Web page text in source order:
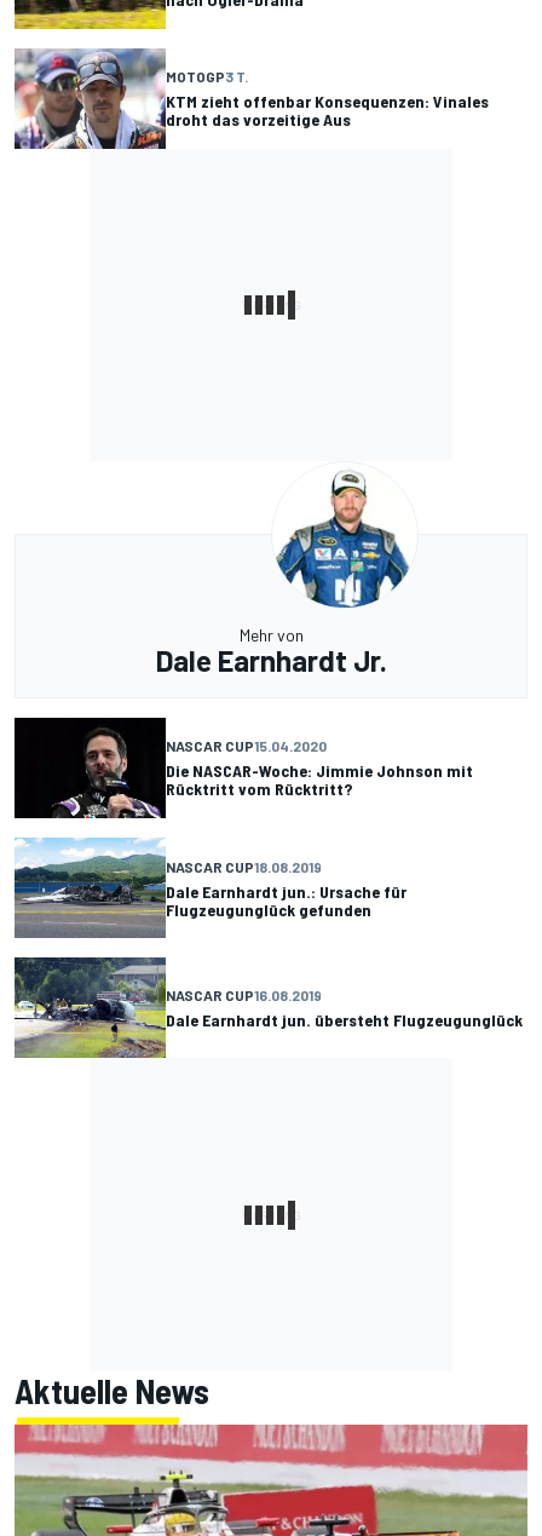
MOTOGP3 T.
KTM zieht offenbar Konsequenzen: Vinales
droht das vorzeitige Aus
Mehr von
Dale Earnhardt Jr.
NASCAR CUP15.04.2020
Die NASCAR-Woche: Jimmie Johnson mit
Rücktritt vom Rücktritt?
NASCAR CUP18.08.2019
Dale Earnhardt jun.: Ursache für
Flugzeugunglück gefunden
NASCAR CUP16.08.2019
Dale Earnhardt jun. übersteht Flugzeugunglück
Aktuelle News